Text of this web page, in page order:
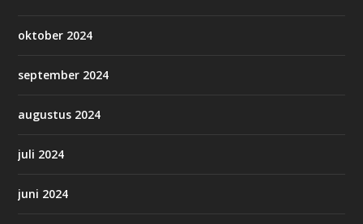
oktober 2024
september 2024
augustus 2024
juli 2024
juni 2024